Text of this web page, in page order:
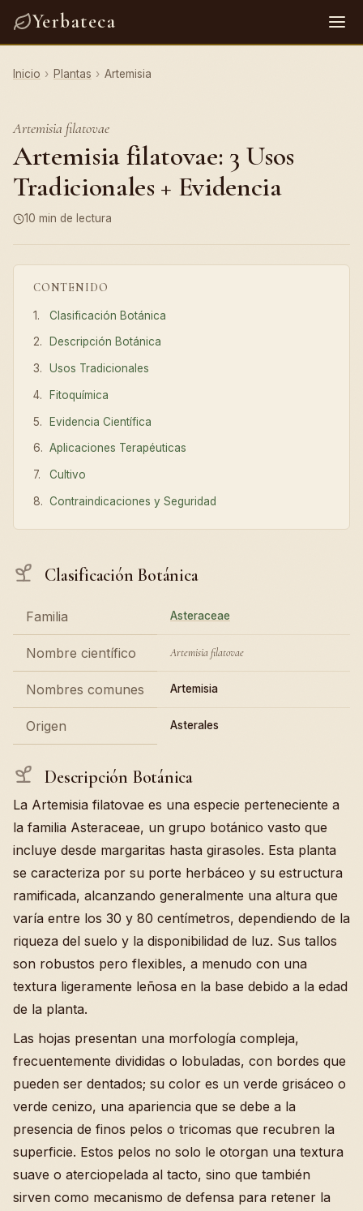
Yerbateca
Inicio › Plantas › Artemisia
Artemisia filatovae
Artemisia filatovae: 3 Usos
Tradicionales + Evidencia
10 min de lectura
CONTENIDO
Clasificación Botánica
Descripción Botánica
Usos Tradicionales
Fitoquímica
Evidencia Científica
Aplicaciones Terapéuticas
Cultivo
Contraindicaciones y Seguridad
Clasificación Botánica
Familia Asteraceae
Nombre científico Artemisia filatovae
Nombres comunes Artemisia
Origen Asterales
Descripción Botánica
La Artemisia filatovae es una especie perteneciente a
la familia Asteraceae, un grupo botánico vasto que
incluye desde margaritas hasta girasoles. Esta planta
se caracteriza por su porte herbáceo y su estructura
ramificada, alcanzando generalmente una altura que
varía entre los 30 y 80 centímetros, dependiendo de la
riqueza del suelo y la disponibilidad de luz. Sus tallos
son robustos pero flexibles, a menudo con una
textura ligeramente leñosa en la base debido a la edad
de la planta.
Las hojas presentan una morfología compleja,
frecuentemente divididas o lobuladas, con bordes que
pueden ser dentados; su color es un verde grisáceo o
verde cenizo, una apariencia que se debe a la
presencia de finos pelos o tricomas que recubren la
superficie. Estos pelos no solo le otorgan una textura
suave o aterciopelada al tacto, sino que también
sirven como mecanismo de defensa para retener la